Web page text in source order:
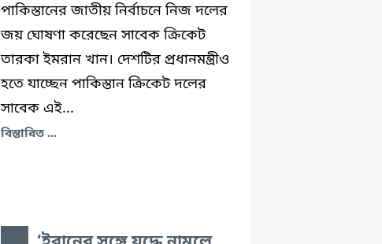
পাকিস্তানের জাতীয় নির্বাচনে নিজ দলের
জয় ঘোষণা করেছেন সাবেক ক্রিকেট
তারকা ইমরান খান। দেশটির প্রধানমন্ত্রীও
হতে যাচ্ছেন পাকিস্তান ক্রিকেট দলের
সাবেক এই...
বিস্তারিত ...